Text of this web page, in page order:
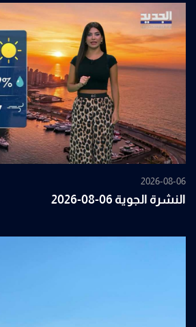
2026-08-06
النشرة الجوية 06-08-2026